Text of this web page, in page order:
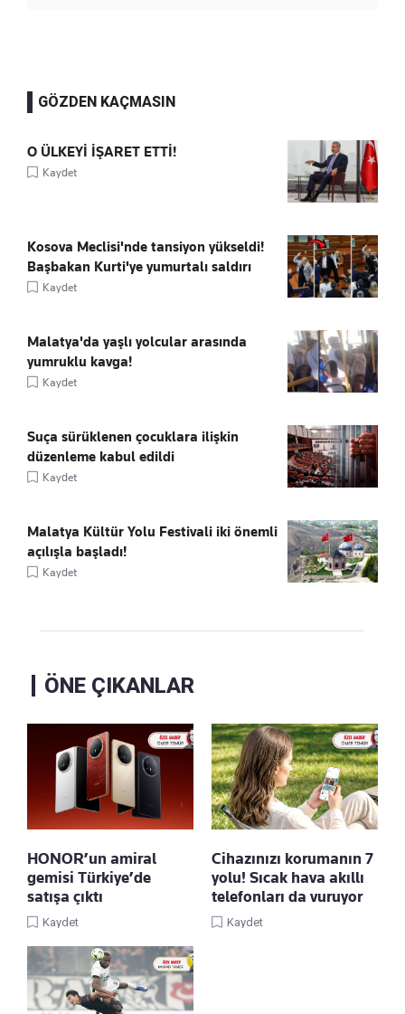
GÖZDEN KAÇMASIN
O ÜLKEYİ İŞARET ETTİ!
Kaydet
Kosova Meclisi'nde tansiyon yükseldi!
Başbakan Kurti'ye yumurtalı saldırı
Kaydet
Malatya'da yaşlı yolcular arasında
yumruklu kavga!
Kaydet
Suça sürüklenen çocuklara ilişkin
düzenleme kabul edildi
Kaydet
Malatya Kültür Yolu Festivali iki önemli
açılışla başladı!
Kaydet
ÖNE ÇIKANLAR
HONOR’un amiral
gemisi Türkiye’de
satışa çıktı
Kaydet
Cihazınızı korumanın 7
yolu! Sıcak hava akıllı
telefonları da vuruyor
Kaydet